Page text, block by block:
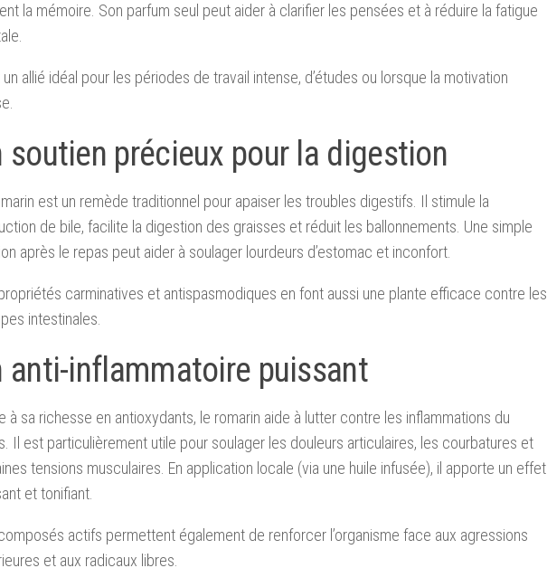
la mémoire. Son parfum seul peut aider à clarifier les pensées et à réduire la fatigue
un allié idéal pour les périodes de travail intense, d’études ou lorsque la motivation
soutien précieux pour la digestion
est un remède traditionnel pour apaiser les troubles digestifs. Il stimule la
de bile, facilite la digestion des graisses et réduit les ballonnements. Une simple
après le repas peut aider à soulager lourdeurs d’estomac et inconfort.
carminatives et antispasmodiques en font aussi une plante efficace contre les
intestinales.
anti-inflammatoire puissant
à sa richesse en antioxydants, le romarin aide à lutter contre les inflammations du
Il est particulièrement utile pour soulager les douleurs articulaires, les courbatures et
tensions musculaires. En application locale (via une huile infusée), il apporte un effet
et tonifiant.
actifs permettent également de renforcer l’organisme face aux agressions
et aux radicaux libres.